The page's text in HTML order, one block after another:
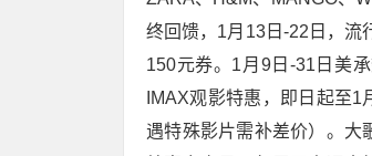
终回馈，1月13日-22日，流
150元券。1月9日-31日美
IMAX观影特惠，即日起至
遇特殊影片需补差价）。大